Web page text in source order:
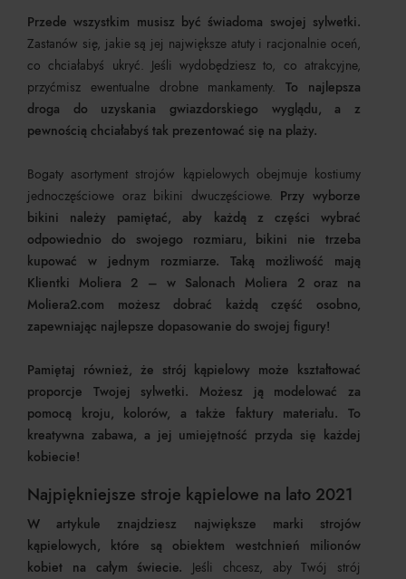
Przede wszystkim musisz być świadoma swojej sylwetki.
Zastanów się, jakie są jej największe atuty i racjonalnie oceń,
co chciałabyś ukryć. Jeśli wydobędziesz to, co atrakcyjne,
przyćmisz ewentualne drobne mankamenty.To najlepsza
droga do uzyskania gwiazdorskiego wyglądu, a z
pewnością chciałabyś tak prezentować się na plaży.
Bogaty asortyment strojów kąpielowych obejmuje kostiumy
jednoczęściowe oraz bikini dwuczęściowe. Przy wyborze
bikini należy pamiętać, aby każdą z części wybrać
odpowiednio do swojego rozmiaru, bikini nie trzeba
kupować w jednym rozmiarze. Taką możliwość mają
Klientki Moliera 2 – w Salonach Moliera 2 oraz na
Moliera2.com możesz dobrać każdą część osobno,
zapewniając najlepsze dopasowanie do swojej figury!
Pamiętaj również, że strój kąpielowy może kształtować
proporcje Twojej sylwetki. Możesz ją modelować za
pomocą kroju, kolorów, a także faktury materiału. To
kreatywna zabawa, a jej umiejętność przyda się każdej
kobiecie!
Najpiękniejsze stroje kąpielowe na lato 2021
W artykule znajdziesz największe marki strojów
kąpielowych, które są obiektem westchnień milionów
kobiet na całym świecie. Jeśli chcesz, aby Twój strój